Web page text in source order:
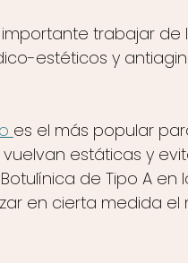
trabajar de
estéticos y
es el más popular
estáticas y
de Tipo A en
en cierta medida el